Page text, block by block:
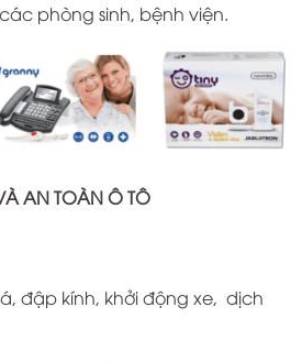
phòng sinh, bệnh viện.
AN TOÀN Ô TÔ
đập kính, khởi động xe, dịch